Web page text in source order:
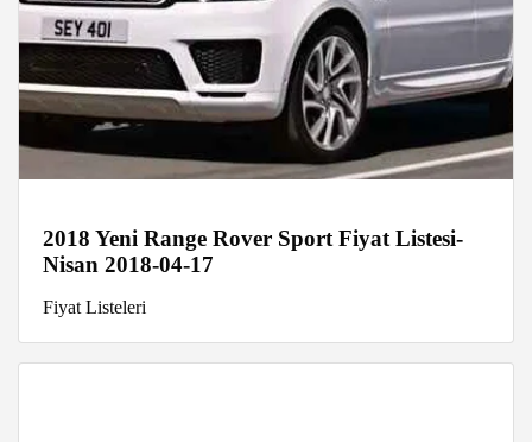
2018 Yeni Range Rover Sport Fiyat Listesi-
Nisan 2018-04-17
Fiyat Listeleri